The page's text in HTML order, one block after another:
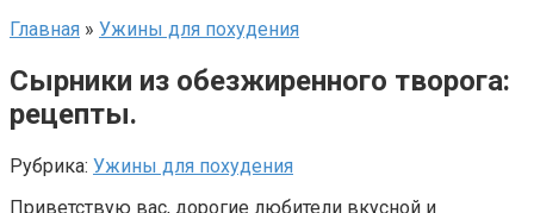
Главная » Ужины для похудения
Сырники из обезжиренного творога:
рецепты.
Рубрика: Ужины для похудения
Приветствую вас, дорогие любители вкусной и